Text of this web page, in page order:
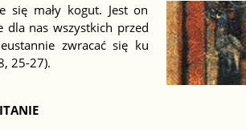
się mały kogut. Jest on
dla nas wszystkich przed
zwracać się ku
25-27).